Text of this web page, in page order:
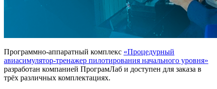
Программно-аппаратный комплекс «Процедурный
авиасимулятор-тренажер пилотирования начального уровня»
разработан компанией ПрограмЛаб и доступен для заказа в
трёх различных комплектациях.